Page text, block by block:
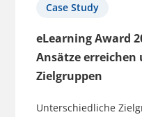
Case Study
eLearning Award
Ansätze
Zielgruppen
Unterschiedliche